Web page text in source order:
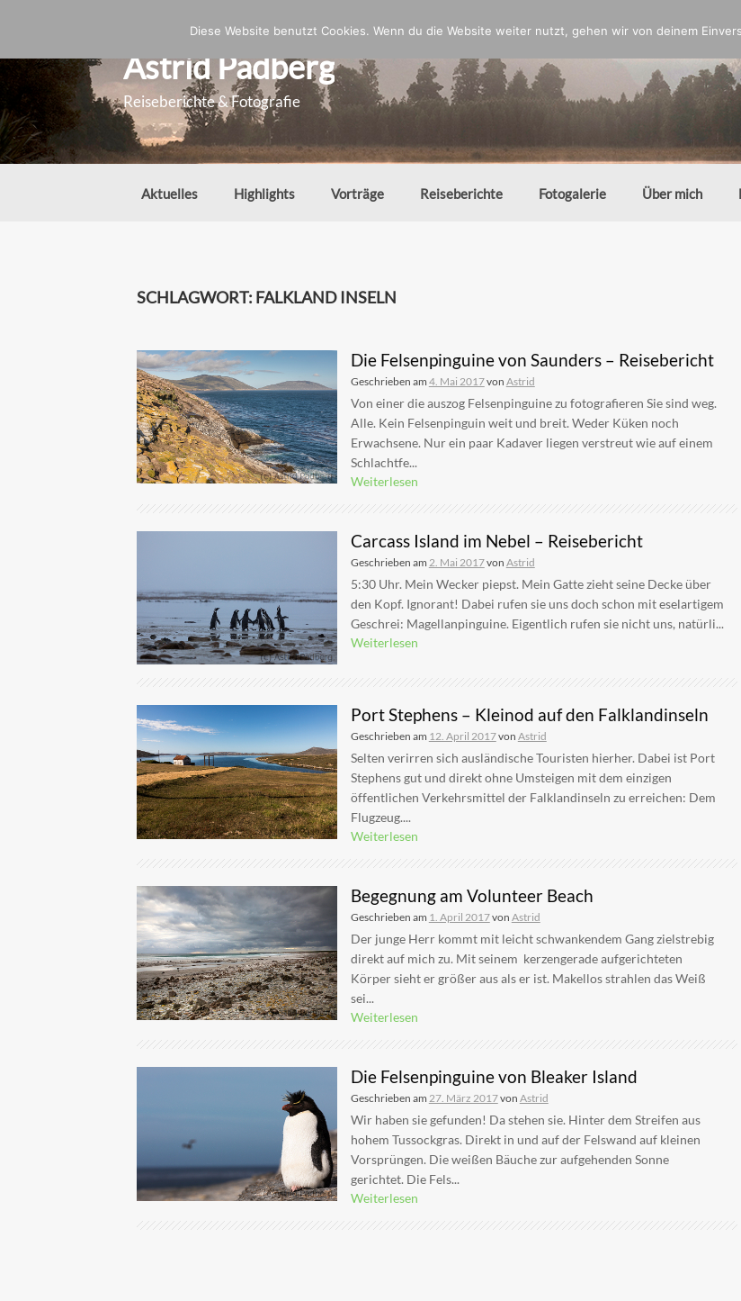
Astrid Padberg
Reiseberichte & Fotografie
Aktuelles Highlights Vorträge Reiseberichte Fotogalerie Über mich
SCHLAGWORT: FALKLAND INSELN
Die Felsenpinguine von Saunders – Reisebericht
Geschrieben am 4. Mai 2017von Astrid
Von einer die auszog Felsenpinguine zu fotografieren Sie sind weg.
Alle. Kein Felsenpinguin weit und breit. Weder Küken noch
Erwachsene. Nur ein paar Kadaver liegen verstreut wie auf einem
Schlachtfe...
Weiterlesen
Carcass Island im Nebel – Reisebericht
Geschrieben am 2. Mai 2017von Astrid
5:30 Uhr. Mein Wecker piepst. Mein Gatte zieht seine Decke über
den Kopf. Ignorant! Dabei rufen sie uns doch schon mit eselartigem
Geschrei: Magellanpinguine. Eigentlich rufen sie nicht uns, natürli...
Weiterlesen
Port Stephens – Kleinod auf den Falklandinseln
Geschrieben am 12. April 2017von Astrid
Selten verirren sich ausländische Touristen hierher. Dabei ist Port
Stephens gut und direkt ohne Umsteigen mit dem einzigen
öffentlichen Verkehrsmittel der Falklandinseln zu erreichen: Dem
Flugzeug....
Weiterlesen
Begegnung am Volunteer Beach
Geschrieben am 1. April 2017von Astrid
Der junge Herr kommt mit leicht schwankendem Gang zielstrebig
direkt auf mich zu. Mit seinem kerzengerade aufgerichteten
Körper sieht er größer aus als er ist. Makellos strahlen das Weiß
sei...
Weiterlesen
Die Felsenpinguine von Bleaker Island
Geschrieben am 27. März 2017von Astrid
Wir haben sie gefunden! Da stehen sie. Hinter dem Streifen aus
hohem Tussockgras. Direkt in und auf der Felswand auf kleinen
Vorsprüngen. Die weißen Bäuche zur aufgehenden Sonne
gerichtet. Die Fels...
Weiterlesen
Diese Website benutzt Cookies. Wenn du die Website weiter nutzt, gehen wir von deinem